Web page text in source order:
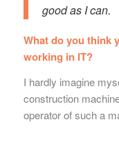
good as I can.
What do you think
working in IT?
I hardly imagine
construction
operator of such a